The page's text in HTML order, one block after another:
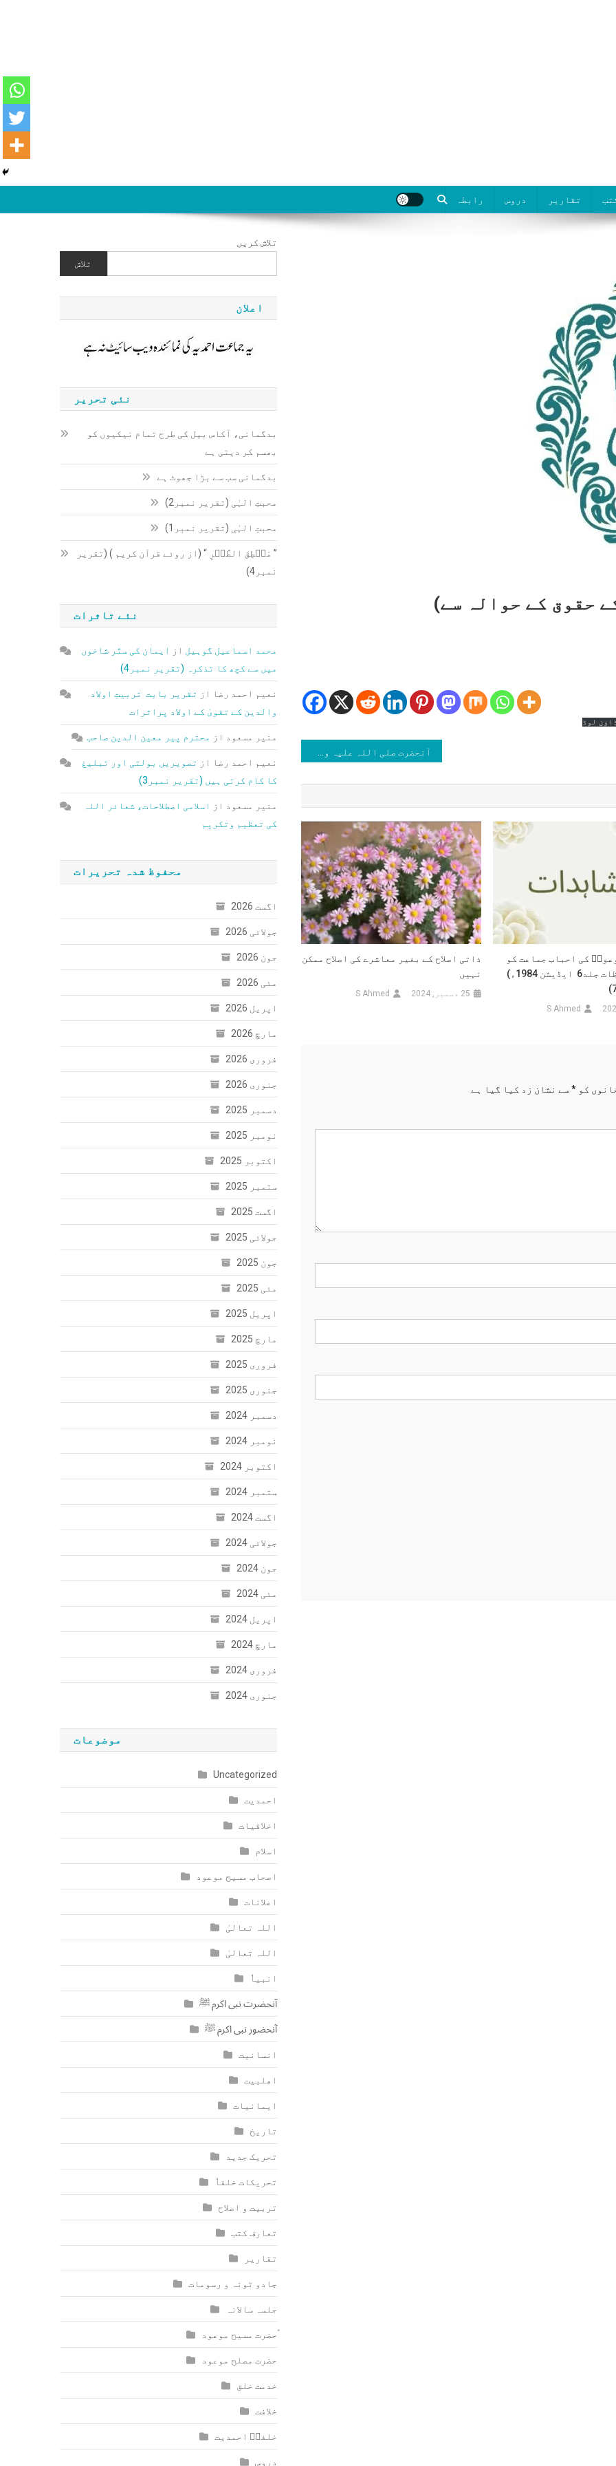
تقاریر دروس رابطہ
حقوق کے حوالہ سے)
ڈاؤن لوڈ
کی احباب جماعت کو
نصائح (ملفوظات جلد6 ایڈیشن 1984ء)
S Ahmed
ذاتی اصلاح کے بغیر معاشرے کی اصلاح ممکن
نہیں
25 دسمبر, 2024 S Ahmed
کو *سے نشان زد کیا گیا ہے
تلاش کریں
تلاش
اعلان
نئی تحریر
بدگمانی، آکاس بیل کی طرح تمام نیکیوں کو
بھسم کر دیتی ہے
بدگمانی سب سے بڑا جھوٹ ہے
محبتِ الہٰی (تقریر نمبر2)
محبتِ الہٰی (تقریر نمبر1)
” مَنۡطِقَ الطَّیۡرِ “ (از روئے قرآن کریم ) (تقریر
نمبر4)
نئے تاثرات
محمد اسماعیل گوہیل از
ایمان کی ستّر شاخوں
میں سے کچھ کا تذکرہ (تقریر نمبر4)
نعیم احمد رضا از تقریر بابت تربیتِ اولاد
والدین کے تقویٰ کے اولاد پراثرات
منیر مسعود از محترم پیر معین الدین صاحب
نعیم احمد رضا از تصویریں بولتی اور تبلیغ
کا کام کرتی ہیں (تقریر نمبر3)
منیر مسعود از
اسلامی اصطلاحات، شعائر اللہ
کی تعظیم وتکریم
محفوظ شدہ تحریرات
اگست 2026
جولائی 2026
جون 2026
مئی 2026
اپریل 2026
مارچ 2026
فروری 2026
جنوری 2026
دسمبر 2025
نومبر 2025
اکتوبر 2025
ستمبر 2025
اگست 2025
جولائی 2025
جون 2025
مئی 2025
اپریل 2025
مارچ 2025
فروری 2025
جنوری 2025
دسمبر 2024
نومبر 2024
اکتوبر 2024
ستمبر 2024
اگست 2024
جولائی 2024
جون 2024
مئی 2024
اپریل 2024
مارچ 2024
فروری 2024
جنوری 2024
موضوعات
Uncategorized
احمدیت
اخلاقیات
اسلام
اصحاب مسیح موعود
اعلانات
اللہ تعالیٰ
اللہ تعالیٰ
انبیاٗ
آنحضرت نبی اکرم ﷺ
آنحضور نبی اکرم ﷺ
انسانیت
اھلبیت
ایمانیات
تاریخ
تحریک جدید
تحریکات خلفاٗ
تربیت و اصلاح
تعارف کتب
تقاریر
جادو ٹونہ و رسومات
جلسہ سالانہ
ٰؑحضرت مسیح موعود
حضرت مصلح موعود
خدمت خلق
خلافت
خلفاؑ احمدیت
دروس